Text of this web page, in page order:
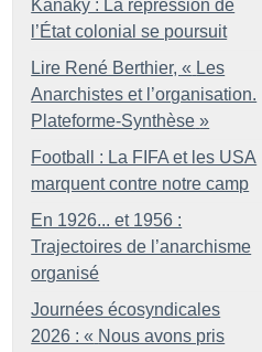
Kanaky : La répression de
l’État colonial se poursuit
Lire René Berthier, « Les
Anarchistes et l’organisation.
Plateforme-Synthèse »
Football : La FIFA et les USA
marquent contre notre camp
En 1926... et 1956 :
Trajectoires de l’anarchisme
organisé
Journées écosyndicales
2026 : « Nous avons pris